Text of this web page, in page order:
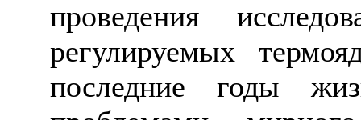
проведения
регулируемых
последние годы